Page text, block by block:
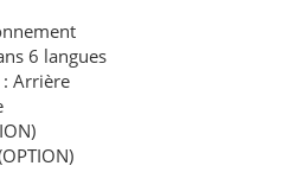
6 langues
: Arrière